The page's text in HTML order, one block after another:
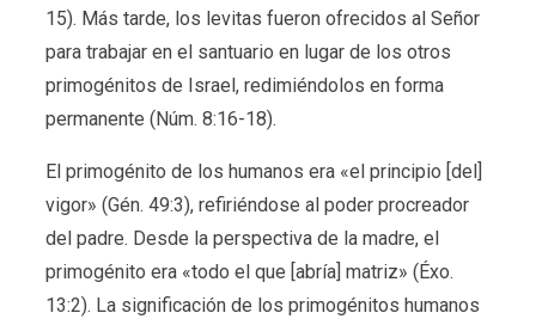
15). Más tarde, los levitas fueron ofrecidos al Señor
para trabajar en el santuario en lugar de los otros
primogénitos de Israel, redimiéndolos en forma
permanente (Núm. 8:16-18).
El primogénito de los humanos era «el principio [del]
vigor» (Gén. 49:3), refiriéndose al poder procreador
del padre. Desde la perspectiva de la madre, el
primogénito era «todo el que [abría] matriz» (Éxo.
13:2). La significación de los primogénitos humanos